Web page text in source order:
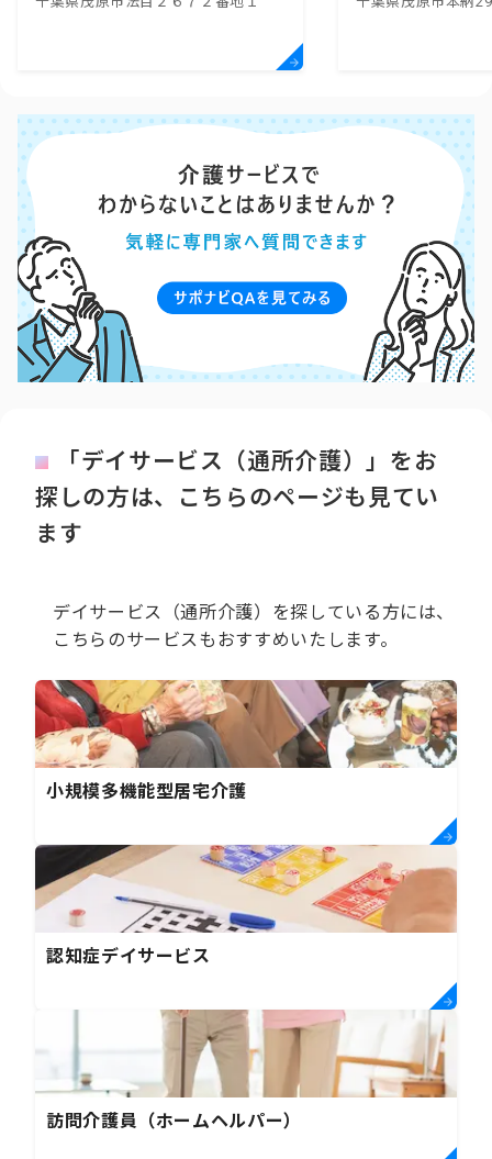
「デイサービス（通所介護）」をお
探しの方は、こちらのページも見てい
ます
デイサービス（通所介護）を探している方には、
こちらのサービスもおすすめいたします。
小規模多機能型居宅介護
認知症デイサービス
訪問介護員（ホームヘルパー）